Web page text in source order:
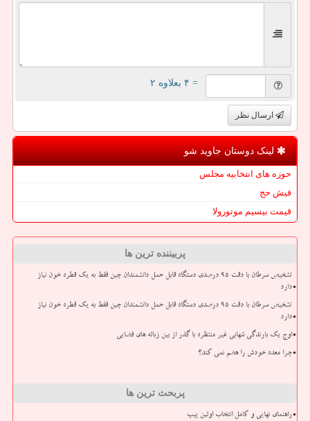
= ۴ بعلاوه ۲
ارسال نظر
لینک دوستان جاوید شو
حوزه های انتخابیه مجلس
فیش حج
قیمت بیسیم موتورولا
پربیننده ترین ها
تشخیص سرطان با دقت ۹۵ درصدی دستگاه قابل حمل دانشمندان چین فقط به یک قطره خون نیاز
دارد
تشخیص سرطان با دقت ۹۵ درصدی دستگاه قابل حمل دانشمندان چین فقط به یک قطره خون نیاز
دارد
اوج یک بارندگی شهابی غیر منتظره با گذر از بین زباله های فضایی
چرا معده خودش را هضم نمی کند؟
پربحث ترین ها
راهنمای نهایی و کامل انتخاب اولین پیپ